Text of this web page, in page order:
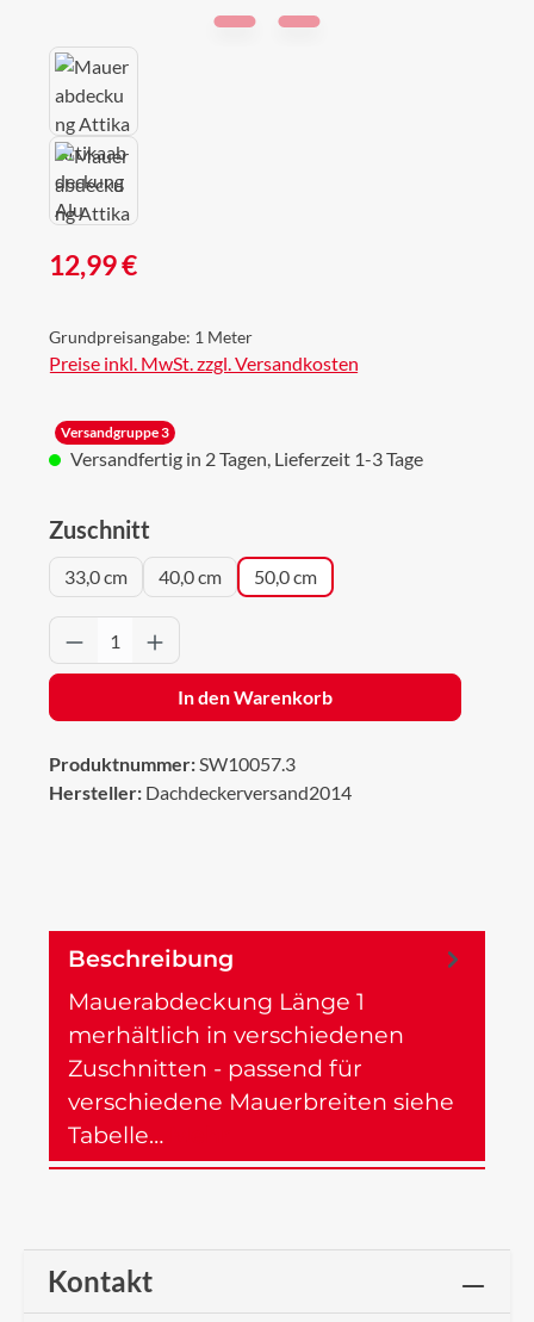
Regulärer Preis:
12,99 €
Grundpreisangabe: 1 Meter
Preise inkl. MwSt. zzgl. Versandkosten
Versandgruppe 3
Versandfertig in 2 Tagen, Lieferzeit 1-3 Tage
Zuschnitt
33,0 cm 40,0 cm 50,0 cm
Produkt Anzahl: Gib den gewünschten
In den Warenkorb
Produktnummer:SW10057.3
Hersteller: Dachdeckerversand2014
Beschreibung
Mauerabdeckung Länge 1
merhältlich in verschiedenen
Zuschnitten - passend für
verschiedene Mauerbreiten siehe
Tabelle…
Kontakt